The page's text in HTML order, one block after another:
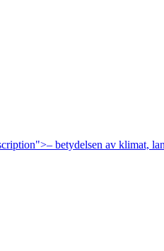
betydelsen av klimat,